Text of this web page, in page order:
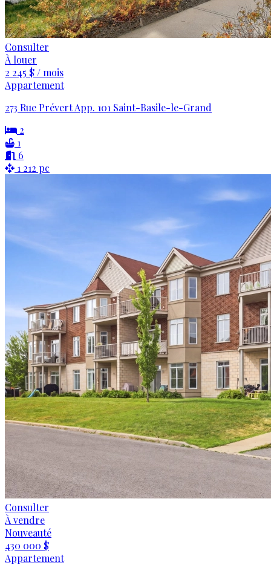
Consulter
À louer
2 245 $ / mois
Appartement
273 Rue Prévert App. 101 Saint-Basile-le-Grand
2
1
6
1 212 pc
Consulter
À vendre
Nouveauté
430 000 $
Appartement